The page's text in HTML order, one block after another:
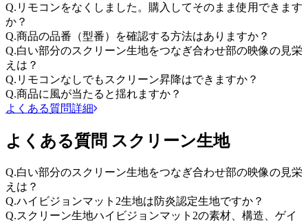
Q. リモコンをなくしました。購入してそのまま使用できます
か？
Q.商品の品番（型番）を確認する方法はありますか？
Q.白い部分のスクリーン生地をつなぎ合わせ部の映像の見栄
えは？
Q. リモコンなしでもスクリーン昇降はできますか？
Q.商品に風が当たると揺れますか？
よくある質問詳細
よくある質問 スクリーン生地
Q.白い部分のスクリーン生地をつなぎ合わせ部の映像の見栄
えは？
Q.ハイビジョンマット2生地は防炎認定生地ですか？
Q.スクリーン生地ハイビジョンマット2の素材、構造、ゲイ